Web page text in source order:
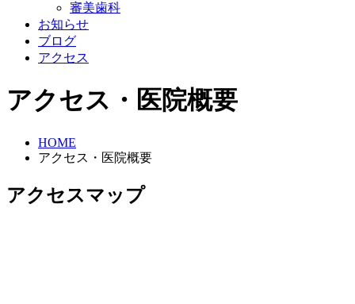
審美歯科
お知らせ
ブログ
アクセス
アクセス・医院概要
HOME
アクセス・医院概要
アクセスマップ